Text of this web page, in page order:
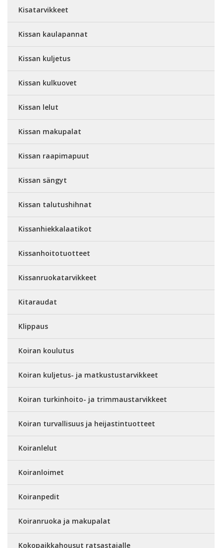
Kisatarvikkeet
Kissan kaulapannat
Kissan kuljetus
Kissan kulkuovet
Kissan lelut
Kissan makupalat
Kissan raapimapuut
Kissan sängyt
Kissan talutushihnat
Kissanhiekkalaatikot
Kissanhoitotuotteet
Kissanruokatarvikkeet
Kitaraudat
Klippaus
Koiran koulutus
Koiran kuljetus- ja matkustustarvikkeet
Koiran turkinhoito- ja trimmaustarvikkeet
Koiran turvallisuus ja heijastintuotteet
Koiranlelut
Koiranloimet
Koiranpedit
Koiranruoka ja makupalat
Kokopaikkahousut ratsastajalle